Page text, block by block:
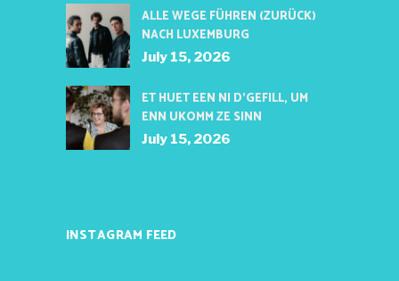
ALLE WEGE FÜHREN (ZURÜCK)
NACH LUXEMBURG
July 15, 2026
ET HUET EEN NI D’GEFILL, UM
ENN UKOMM ZE SINN
July 15, 2026
INSTAGRAM FEED